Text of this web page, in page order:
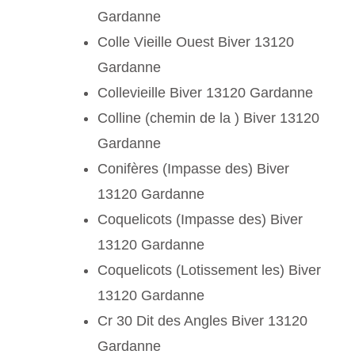
Gardanne
Colle Vieille Ouest Biver 13120
Gardanne
Collevieille Biver 13120 Gardanne
Colline (chemin de la ) Biver 13120
Gardanne
Conifères (Impasse des) Biver
13120 Gardanne
Coquelicots (Impasse des) Biver
13120 Gardanne
Coquelicots (Lotissement les) Biver
13120 Gardanne
Cr 30 Dit des Angles Biver 13120
Gardanne